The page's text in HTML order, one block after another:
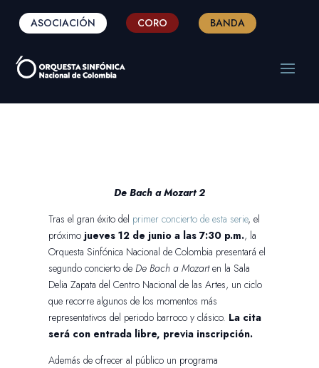
ASOCIACIÓN CORO BANDA
De Bach a Mozart 2
Tras el gran éxito del primer concierto de esta serie, el
próximo jueves 12 de junio a las 7:30 p.m., la
Orquesta Sinfónica Nacional de Colombia presentará el
segundo concierto deDe Bach a Mozarten la Sala
Delia Zapata del Centro Nacional de las Artes, un ciclo
que recorre algunos de los momentos más
representativos del periodo barroco y clásico. La cita
será con entrada libre, previa inscripción.
Además de ofrecer al público un programa